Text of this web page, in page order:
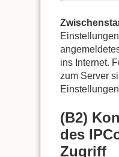
ins Internet.
zum Server
(B2)
des
Zugriff